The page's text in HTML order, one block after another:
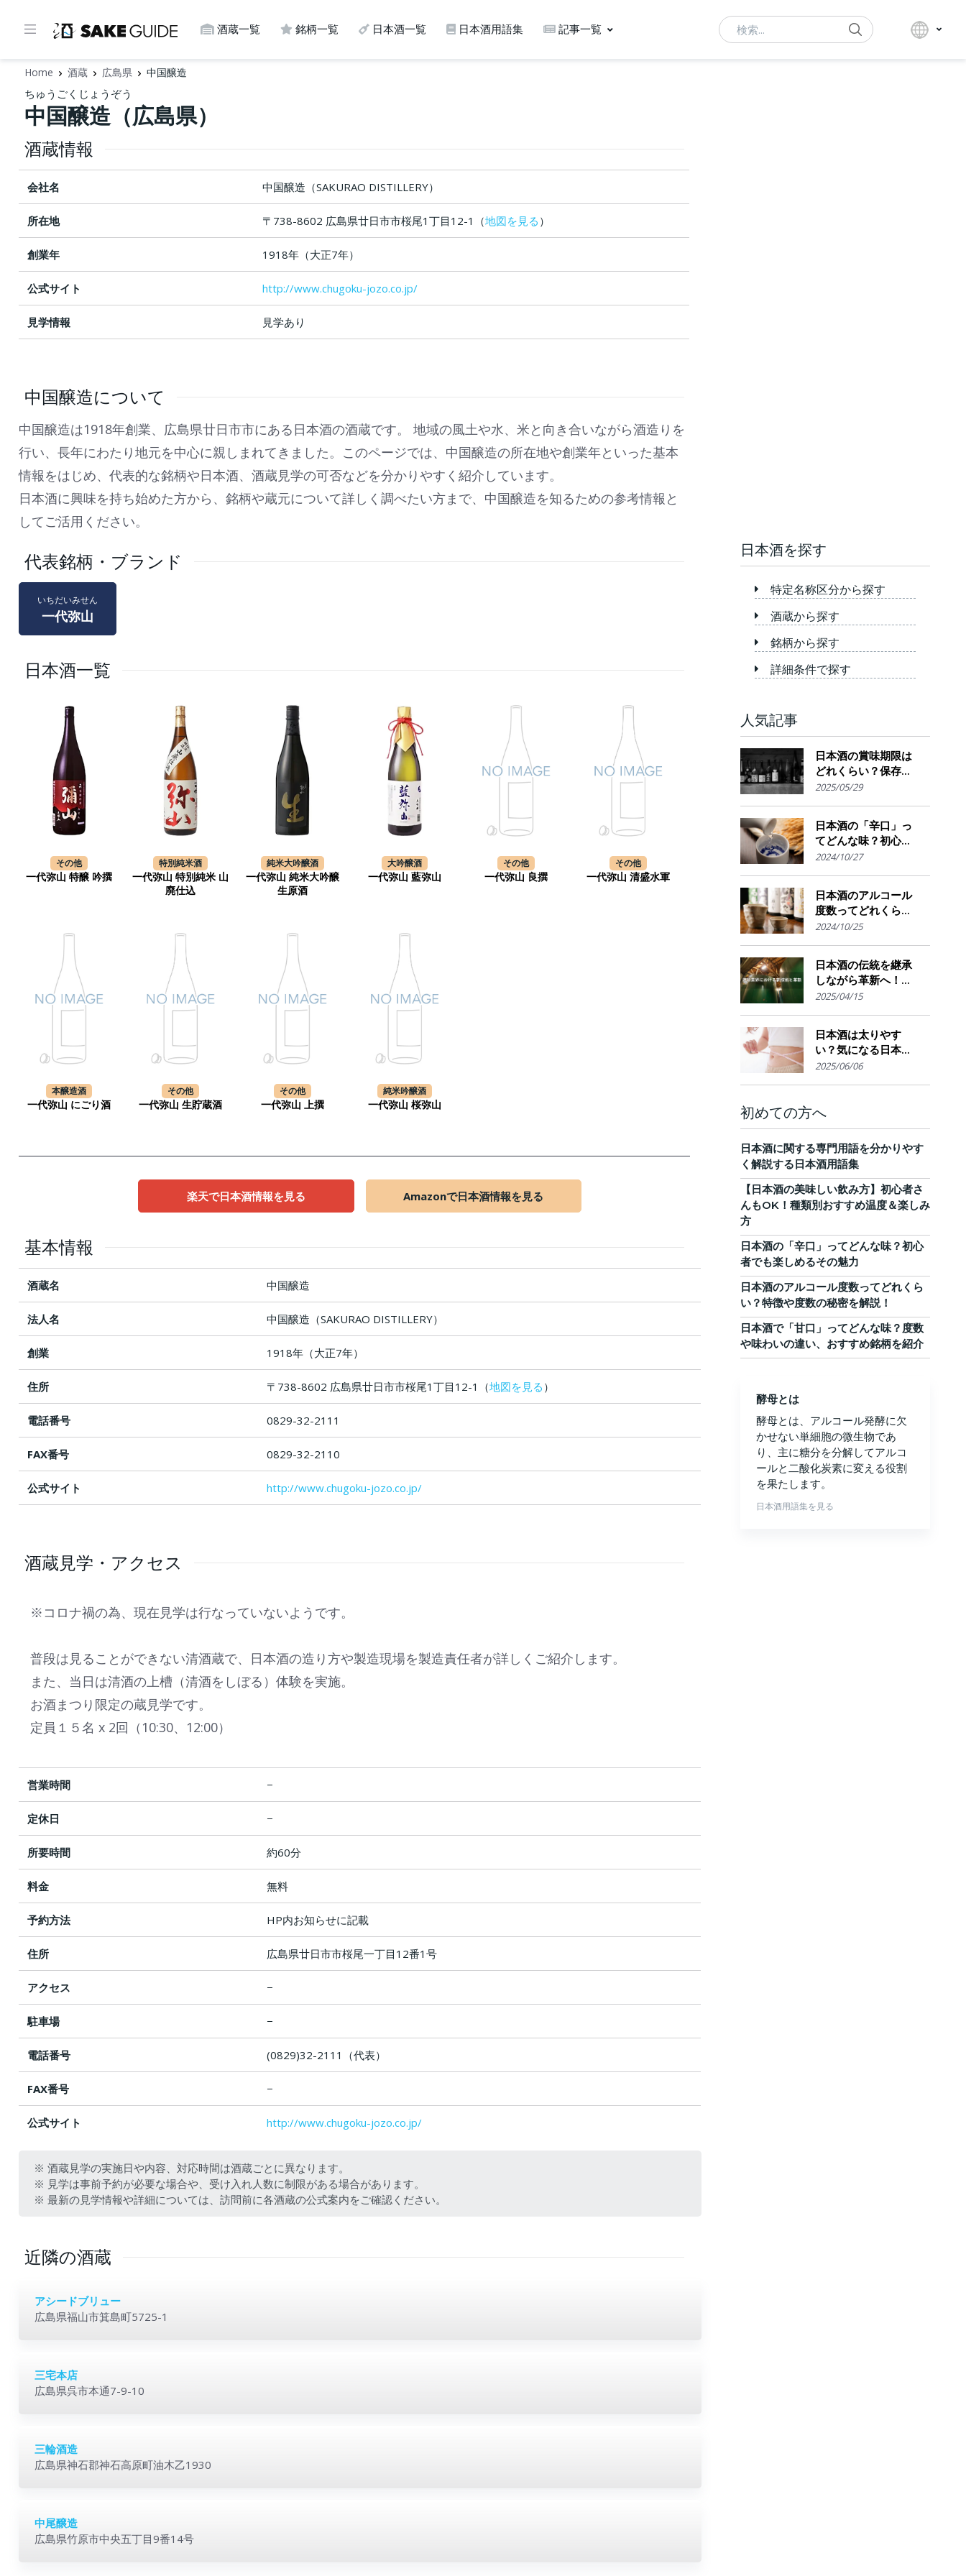
酒蔵一覧 銘柄一覧 日本酒一覧 日本酒用語集 記事一覧 Search
Home 酒蔵 広島県 中国醸造
ちゅうごくじょうぞう
中国醸造（広島県）
酒蔵情報
会社名 中国醸造（SAKURAO DISTILLERY）
所在地 〒738-8602 広島県廿日市市桜尾1丁目12-1（地図を見る ）
創業年 1918年（大正7年）
公式サイト http://www.chugoku-jozo.co.jp/
見学情報 見学あり
中国醸造について
中国醸造は1918年創業、広島県廿日市市にある日本酒の酒蔵です。 地域の風土や水、米と向き合いながら酒造りを
行い、長年にわたり地元を中心に親しまれてきました。このページでは、中国醸造の所在地や創業年といった基本
情報をはじめ、代表的な銘柄や日本酒、酒蔵見学の可否などを分かりやすく紹介しています。
日本酒に興味を持ち始めた方から、銘柄や蔵元について詳しく調べたい方まで、中国醸造を知るための参考情報と
してご活用ください。
代表銘柄・ブランド
いちだいみせん
一代弥山
日本酒一覧
その他
一代弥山 特醸 吟撰
特別純米酒
一代弥山 特別純米 山
廃仕込
純米大吟醸酒
一代弥山 純米大吟醸
生原酒
大吟醸酒
一代弥山 藍弥山
その他
一代弥山 良撰
その他
一代弥山 清盛水軍
本醸造酒
一代弥山 にごり酒
その他
一代弥山 生貯蔵酒
その他
一代弥山 上撰
純米吟醸酒
一代弥山 桜弥山
楽天で日本酒情報を見る Amazonで日本酒情報を見る
基本情報
酒蔵名 中国醸造
法人名 中国醸造（SAKURAO DISTILLERY）
創業 1918年（大正7年）
住所 〒738-8602 広島県廿日市市桜尾1丁目12-1（地図を見る ）
電話番号 0829-32-2111
FAX番号 0829-32-2110
公式サイト http://www.chugoku-jozo.co.jp/
酒蔵見学・アクセス
※コロナ禍の為、現在見学は行なっていないようです。
普段は見ることができない清酒蔵で、日本酒の造り方や製造現場を製造責任者が詳しくご紹介します。
また、当日は清酒の上槽（清酒をしぼる）体験を実施。
お酒まつり限定の蔵見学です。
定員１５名 x 2回（10:30、12:00）
営業時間 −
定休日 −
所要時間 約60分
料金 無料
予約方法 HP内お知らせに記載
住所 広島県廿日市市桜尾一丁目12番1号
アクセス −
駐車場 −
電話番号 (0829)32-2111（代表）
FAX番号 −
公式サイト http://www.chugoku-jozo.co.jp/
※ 酒蔵見学の実施日や内容、対応時間は酒蔵ごとに異なります。
※ 見学は事前予約が必要な場合や、受け入れ人数に制限がある場合があります。
※ 最新の見学情報や詳細については、訪問前に各酒蔵の公式案内をご確認ください。
近隣の酒蔵
アシードブリュー
広島県福山市箕島町5725-1
三宅本店
広島県呉市本通7-9-10
三輪酒造
広島県神石郡神石高原町油木乙1930
中尾醸造
広島県竹原市中央五丁目9番14号
日本酒を探す
特定名称区分から探す
酒蔵から探す
銘柄から探す
詳細条件で探す
人気記事
日本酒の賞味期限は
どれくらい？保存場
所のポイント
2025/05/29
日本酒の「辛口」っ
てどんな味？初心者
でも楽しめるその魅
2024/10/27
日本酒のアルコール
度数ってどれくら
い？特徴や度数の秘
2024/10/25
日本酒の伝統を継承
しながら革新へ！
AI・IoTが実現する革
の未来展望
2025/04/15
日本酒は太りやす
い？気になる日本酒
のカロリーと糖質。
2025/06/06
初めての方へ
日本酒に関する専門用語を分かりやす
く解説する日本酒用語集
【日本酒の美味しい飲み方】初心者さ
んもOK！種類別おすすめ温度＆楽しみ
方
日本酒の「辛口」ってどんな味？初心
者でも楽しめるその魅力
日本酒のアルコール度数ってどれくら
い？特徴や度数の秘密を解説！
日本酒で「甘口」ってどんな味？度数
や味わいの違い、おすすめ銘柄を紹介
酵母とは
酵母とは、アルコール発酵に欠
かせない単細胞の微生物であ
り、主に糖分を分解してアルコ
ールと二酸化炭素に変える役割
を果たします。
日本酒用語集を見る